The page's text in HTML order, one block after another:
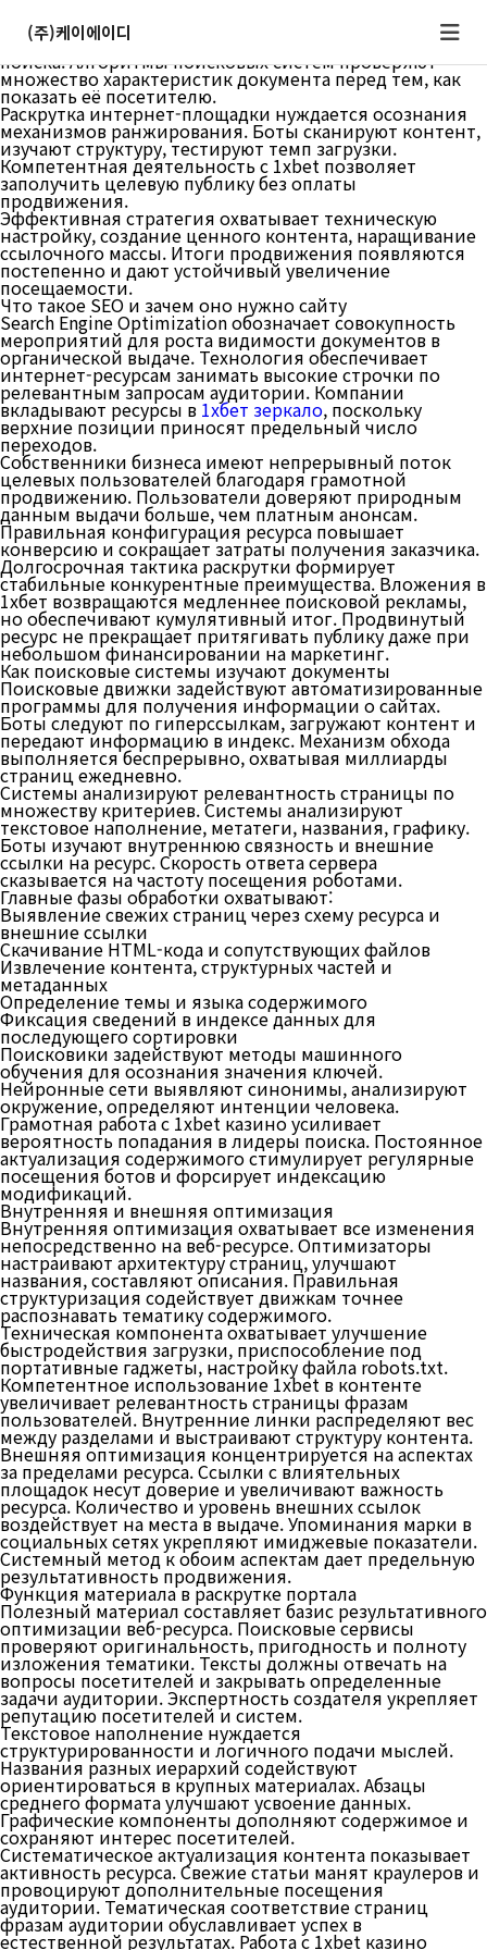
(주)케이에이디
Поисковая оптимизация являет собой комплекс
действий для улучшения строчек площадки в итогах
поиска. Алгоритмы поисковых систем проверяют
множество характеристик документа перед тем, как
показать её посетителю.
Раскрутка интернет-площадки нуждается осознания
механизмов ранжирования. Боты сканируют контент,
изучают структуру, тестируют темп загрузки.
Компетентная деятельность с 1xbet позволяет
заполучить целевую публику без оплаты
продвижения.
Эффективная стратегия охватывает техническую
настройку, создание ценного контента, наращивание
ссылочного массы. Итоги продвижения появляются
постепенно и дают устойчивый увеличение
посещаемости.
Что такое SEO и зачем оно нужно сайту
Search Engine Optimization обозначает совокупность
мероприятий для роста видимости документов в
органической выдаче. Технология обеспечивает
интернет-ресурсам занимать высокие строчки по
релевантным запросам аудитории. Компании
вкладывают ресурсы в 1хбет зеркало, поскольку
верхние позиции приносят предельный число
переходов.
Собственники бизнеса имеют непрерывный поток
целевых пользователей благодаря грамотной
продвижению. Пользователи доверяют природным
данным выдачи больше, чем платным анонсам.
Правильная конфигурация ресурса повышает
конверсию и сокращает затраты получения заказчика.
Долгосрочная тактика раскрутки формирует
стабильные конкурентные преимущества. Вложения в
1хбет возвращаются медленнее поисковой рекламы,
но обеспечивают кумулятивный итог. Продвинутый
ресурс не прекращает притягивать публику даже при
небольшом финансировании на маркетинг.
Как поисковые системы изучают документы
Поисковые движки задействуют автоматизированные
программы для получения информации о сайтах.
Боты следуют по гиперссылкам, загружают контент и
передают информацию в индекс. Механизм обхода
выполняется беспрерывно, охватывая миллиарды
страниц ежедневно.
Системы анализируют релевантность страницы по
множеству критериев. Системы анализируют
текстовое наполнение, метатеги, названия, графику.
Боты изучают внутреннюю связность и внешние
ссылки на ресурс. Скорость ответа сервера
сказывается на частоту посещения роботами.
Главные фазы обработки охватывают:
Выявление свежих страниц через схему ресурса и
внешние ссылки
Скачивание HTML-кода и сопутствующих файлов
Извлечение контента, структурных частей и
метаданных
Определение темы и языка содержимого
Фиксация сведений в индексе данных для
последующего сортировки
Поисковики задействуют методы машинного
обучения для осознания значения ключей.
Нейронные сети выявляют синонимы, анализируют
окружение, определяют интенции человека.
Грамотная работа с 1xbet казино усиливает
вероятность попадания в лидеры поиска. Постоянное
актуализация содержимого стимулирует регулярные
посещения ботов и форсирует индексацию
модификаций.
Внутренняя и внешняя оптимизация
Внутренняя оптимизация охватывает все изменения
непосредственно на веб-ресурсе. Оптимизаторы
настраивают архитектуру страниц, улучшают
названия, составляют описания. Правильная
структуризация содействует движкам точнее
распознавать тематику содержимого.
Техническая компонента охватывает улучшение
быстродействия загрузки, приспособление под
портативные гаджеты, настройку файла robots.txt.
Компетентное использование 1xbet в контенте
увеличивает релевантность страницы фразам
пользователей. Внутренние линки распределяют вес
между разделами и выстраивают структуру контента.
Внешняя оптимизация концентрируется на аспектах
за пределами ресурса. Ссылки с влиятельных
площадок несут доверие и увеличивают важность
ресурса. Количество и уровень внешних ссылок
воздействует на места в выдаче. Упоминания марки в
социальных сетях укрепляют имиджевые показатели.
Системный метод к обоим аспектам дает предельную
результативность продвижения.
Функция материала в раскрутке портала
Полезный материал составляет базис результативного
оптимизации веб-ресурса. Поисковые сервисы
проверяют оригинальность, пригодность и полноту
изложения тематики. Тексты должны отвечать на
вопросы посетителей и закрывать определенные
задачи аудитории. Экспертность создателя укрепляет
репутацию посетителей и систем.
Текстовое наполнение нуждается
структурированности и логичного подачи мыслей.
Названия разных иерархий содействуют
ориентироваться в крупных материалах. Абзацы
среднего формата улучшают усвоение данных.
Графические компоненты дополняют содержимое и
сохраняют интерес посетителей.
Систематическое актуализация контента показывает
активность ресурса. Свежие статьи манят краулеров и
провоцируют дополнительные посещения
аудитории. Тематическая соответствие страниц
фразам аудитории обуславливает успех в
естественной результатах. Работа с 1xbet казино